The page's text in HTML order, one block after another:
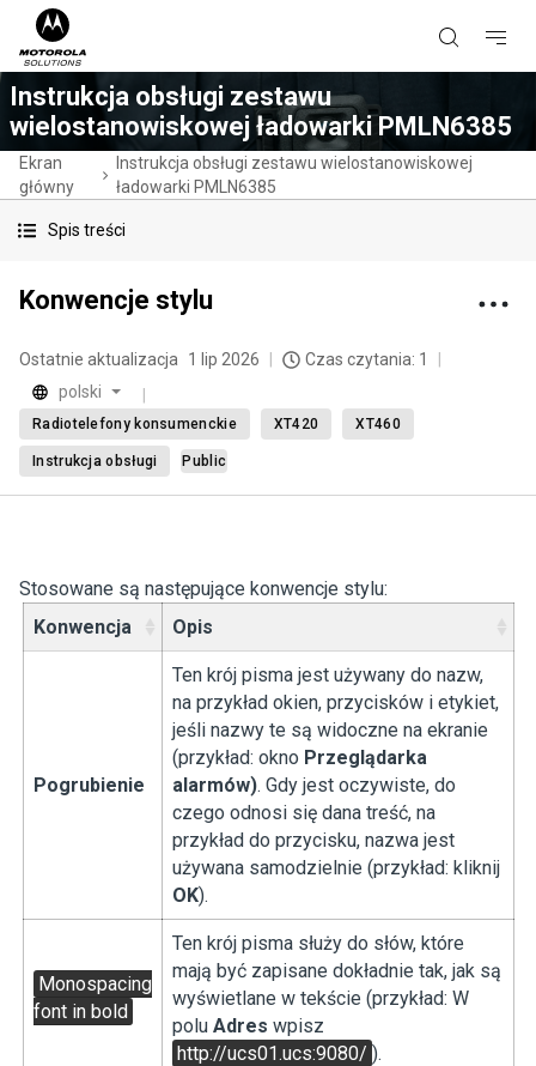
Instrukcja obsługi zestawu
wielostanowiskowej ładowarki PMLN6385
Ekran
główny
Instrukcja obsługi zestawu wielostanowiskowej
ładowarki PMLN6385
Spis treści
Konwencje stylu
Ostatnie aktualizacja 1 lip 2026
Czas czytania: 1
polski
Radiotelefony konsumenckie XT420 XT460
Instrukcja obsługi Public
Stosowane są następujące konwencje stylu:
Konwencja
Opis
Pogrubienie
Ten krój pisma jest używany do nazw,
na przykład okien, przycisków i etykiet,
jeśli nazwy te są widoczne na ekranie
(przykład: okno Przeglądarka
alarmów). Gdy jest oczywiste, do
czego odnosi się dana treść, na
przykład do przycisku, nazwa jest
używana samodzielnie (przykład: kliknij
OK).
Monospacing
font in bold
Ten krój pisma służy do słów, które
mają być zapisane dokładnie tak, jak są
wyświetlane w tekście (przykład: W
polu Adres wpisz
http://ucs01.ucs:9080/ ).